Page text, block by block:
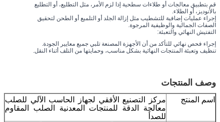
قم بتطبيق معالجات أو طلاءات سطحية إذا لزم الأمر، مثل التطليع، أو التطليع
بالأنوديز، أو الطلاء.
إجراء عمليات إضافية للتشطيب مثل إزالة الجلد أو التلميع أو الطحن لتحقيق
الصفات الجمالية والوظيفية المرجوة.
التفتيش النهائي والتعبئة:
إجراء فحص نهائي للتأكد من أن الأجهزة المصنعة تلبي جميع معايير الجودة.
تنظيف وتعبئة المنتجات النهائية بشكل مناسب، وحمايتها من التلف أثناء النقل.
وصف المنتجات
اسم المنتج
مركز التصنيع الأفقي لجهاز الحاسب الآلي للصلب
معالجة الدقة للمنتجات المعدنية الصلب المقاوم
للصدأ